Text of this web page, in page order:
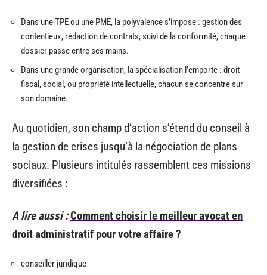
Dans une TPE ou une PME, la polyvalence s’impose : gestion des
contentieux, rédaction de contrats, suivi de la conformité, chaque
dossier passe entre ses mains.
Dans une grande organisation, la spécialisation l’emporte : droit
fiscal, social, ou propriété intellectuelle, chacun se concentre sur
son domaine.
Au quotidien, son champ d’action s’étend du conseil à
la gestion de crises jusqu’à la négociation de plans
sociaux. Plusieurs intitulés rassemblent ces missions
diversifiées :
A lire aussi :Comment choisir le meilleur avocat en
droit administratif pour votre affaire ?
conseiller juridique